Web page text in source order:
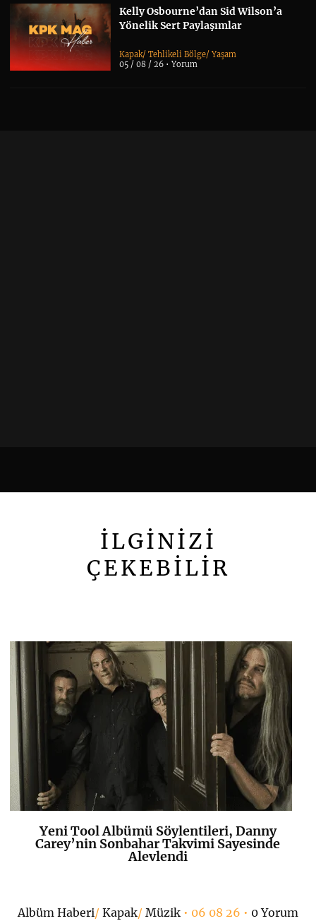
Kelly Osbourne’dan Sid Wilson’a
Yönelik Sert Paylaşımlar
Kapak/Tehlikeli Bölge/Yaşam
05 / 08 / 26 •Yorum
İLGİNİZİ
ÇEKEBİLİR
K+
Yeni Tool Albümü Söylentileri, Danny
Carey’nin Sonbahar Takvimi Sayesinde
Alevlendi
Albüm Haberi/ Kapak/ Müzik• 06 08 26 • 0 Yorum